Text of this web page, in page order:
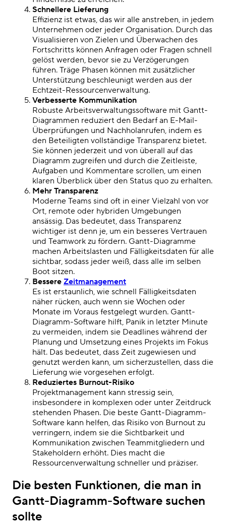
Schnellere Lieferung
Effizienz ist etwas, das wir alle anstreben, in jedem
Unternehmen oder jeder Organisation. Durch das
Visualisieren von Zielen und Überwachen des
Fortschritts können Anfragen oder Fragen schnell
gelöst werden, bevor sie zu Verzögerungen
führen. Träge Phasen können mit zusätzlicher
Unterstützung beschleunigt werden aus der
Echtzeit-Ressourcenverwaltung.
Verbesserte Kommunikation
Robuste Arbeitsverwaltungssoftware mit Gantt-
Diagrammen reduziert den Bedarf an E-Mail-
Überprüfungen und Nachholanrufen, indem es
den Beteiligten vollständige Transparenz bietet.
Sie können jederzeit und von überall auf das
Diagramm zugreifen und durch die Zeitleiste,
Aufgaben und Kommentare scrollen, um einen
klaren Überblick über den Status quo zu erhalten.
Mehr Transparenz
Moderne Teams sind oft in einer Vielzahl von vor
Ort, remote oder hybriden Umgebungen
ansässig. Das bedeutet, dass Transparenz
wichtiger ist denn je, um ein besseres Vertrauen
und Teamwork zu fördern. Gantt-Diagramme
machen Arbeitslasten und Fälligkeitsdaten für alle
sichtbar, sodass jeder weiß, dass alle im selben
Boot sitzen.
Bessere Zeitmanagement
Es ist erstaunlich, wie schnell Fälligkeitsdaten
näher rücken, auch wenn sie Wochen oder
Monate im Voraus festgelegt wurden. Gantt-
Diagramm-Software hilft, Panik in letzter Minute
zu vermeiden, indem sie Deadlines während der
Planung und Umsetzung eines Projekts im Fokus
hält. Das bedeutet, dass Zeit zugewiesen und
genutzt werden kann, um sicherzustellen, dass die
Lieferung wie vorgesehen erfolgt.
Reduziertes Burnout-Risiko
Projektmanagement kann stressig sein,
insbesondere in komplexen oder unter Zeitdruck
stehenden Phasen. Die beste Gantt-Diagramm-
Software kann helfen, das Risiko von Burnout zu
verringern, indem sie die Sichtbarkeit und
Kommunikation zwischen Teammitgliedern und
Stakeholdern erhöht. Dies macht die
Ressourcenverwaltung schneller und präziser.
Die besten Funktionen, die man in
Gantt-Diagramm-Software suchen
sollte